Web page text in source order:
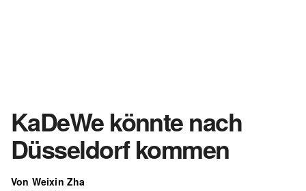
KaDeWe könnte nach
Düsseldorf kommen
Von Weixin Zha